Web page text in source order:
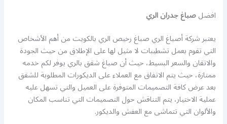
افضلصباغ جدران الري
يعتبر شركة أصباغ الري صباغ رخيص الري بالكويت من أهم الأشخاص
التي تقوم بعمل تشطيبات لا مثيل لها على الإطلاق من حيث الجودة
والاتقان والسعر البسيط، حيث أن صباغ شقق بالري يوفر لكم خدمه
ممتازة، حيث يتم الاتفاق مع العملاء على الديكورات المطلوبة للشقق
بعد عرض كافة التصميمات المتوفرة على العميل والتي تسهل عليه
عملية الاختيار، يتم التناقش حول التصميمات التي تناسب المكان
والألوان التي تتماشى مع العفش والديكور.